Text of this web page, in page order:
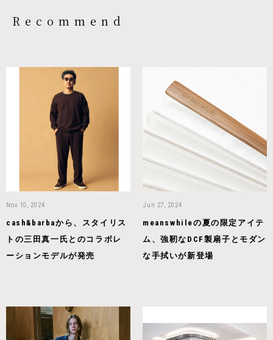
Recommend
Nov 10, 2024
cash&barbaから、スタイリス
トの三田真一氏とのコラボレ
ーションモデルが発売
Jun 27, 2024
meanswhileの夏の限定アイテ
ム、強靭なDCF製扇子とモダン
な手拭いが新登場